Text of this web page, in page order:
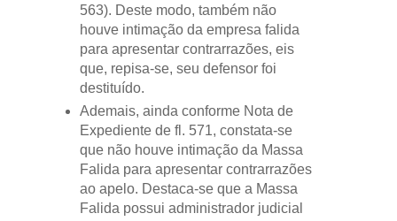
563). Deste modo, também não
houve intimação da empresa falida
para apresentar contrarrazões, eis
que, repisa-se, seu defensor foi
destituído.
Ademais, ainda conforme Nota de
Expediente de fl. 571, constata-se
que não houve intimação da Massa
Falida para apresentar contrarrazões
ao apelo. Destaca-se que a Massa
Falida possui administrador judicial